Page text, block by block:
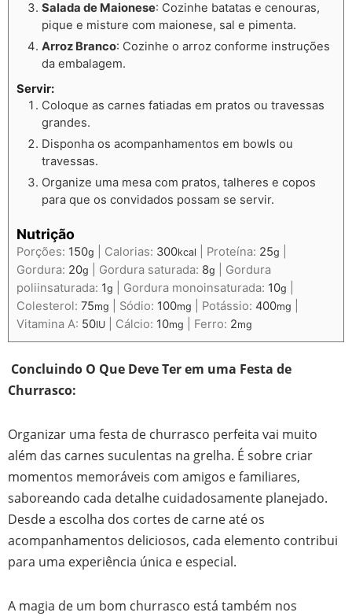
Salada de Maionese: Cozinhe batatas e cenouras,
pique e misture com maionese, sal e pimenta.
Arroz Branco: Cozinhe o arroz conforme instruções
da embalagem.
Servir:
Coloque as carnes fatiadas em pratos ou travessas
grandes.
Disponha os acompanhamentos em bowls ou
travessas.
Organize uma mesa com pratos, talheres e copos
para que os convidados possam se servir.
Nutrição
Porções: 150g Calorias: 300kcal Proteína: 25g
Gordura: 20g Gordura saturada: 8g
Gordura
poliinsaturada: 1g Gordura monoinsaturada: 10g
Colesterol: 75mg Sódio: 100mg Potássio: 400mg
Vitamina A: 50IU Cálcio: 10mg Ferro: 2mg
Concluindo O Que Deve Ter em uma Festa de
Churrasco:
Organizar uma festa de churrasco perfeita vai muito
além das carnes suculentas na grelha. É sobre criar
momentos memoráveis com amigos e familiares,
saboreando cada detalhe cuidadosamente planejado.
Desde a escolha dos cortes de carne até os
acompanhamentos deliciosos, cada elemento contribui
para uma experiência única e especial.
A magia de um bom churrasco está também nos